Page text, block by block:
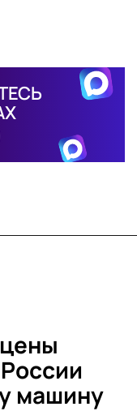
машину